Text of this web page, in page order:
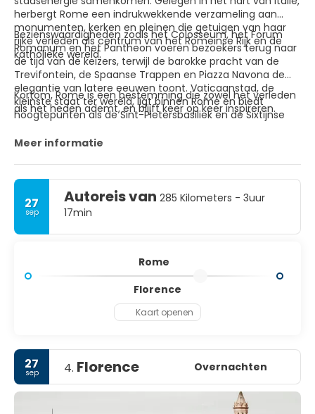
herbergt Rome een indrukwekkende verzameling aan
monumenten, kerken en pleinen die getuigen van haar
rijke verleden als centrum van het Romeinse Rijk en de
katholieke wereld.
Bezienswaardigheden zoals het Colosseum, het Forum
Romanum en het Pantheon voeren bezoekers terug naar
de tijd van de keizers, terwijl de barokke pracht van de
Trevifontein, de Spaanse Trappen en Piazza Navona de
elegantie van latere eeuwen toont. Vaticaanstad, de
kleinste staat ter wereld, ligt binnen Rome en biedt
hoogtepunten als de Sint-Pietersbasiliek en de Sixtijnse
biedt Rome smalle straatjes vol trattoria’s, stijlvolle winkels
Kortom, Rome is een bestemming die zowel het verleden
als het heden ademt, en blijft keer op keer inspireren.
Meer informatie
27
sep
Autoreis van 285 Kilometers - 3uur
17min
Rome
Florence
Kaart openen
27
sep 4. Florence Overnachten